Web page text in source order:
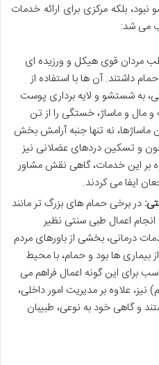
بلکه مرکزی برای ارائه خدمات
می شد:
مردان قوی هیکل و ورزیده ای
داشتند. آن ها با استفاده از
به شستشو و لایه برداری پوست
و ماساژ، خستگی را از تن
ماساژها، نه تنها جنبه آرامش بخش
و تسکین دردهای عضلانی نیز
بر این خدمات، گاهی نقش مشاور
ایفا می کردند.
در برخی حمام های بزرگ تر مانند
اعمال طبی سنتی نظیر
درمانی، بخشی از باورهای مردم
ها بود و حمام، با محیط
برای این گونه اعمال فراهم می
علاوه بر مدیریت امور داخلی،
و گاهی خود به نوعی، طبیبان